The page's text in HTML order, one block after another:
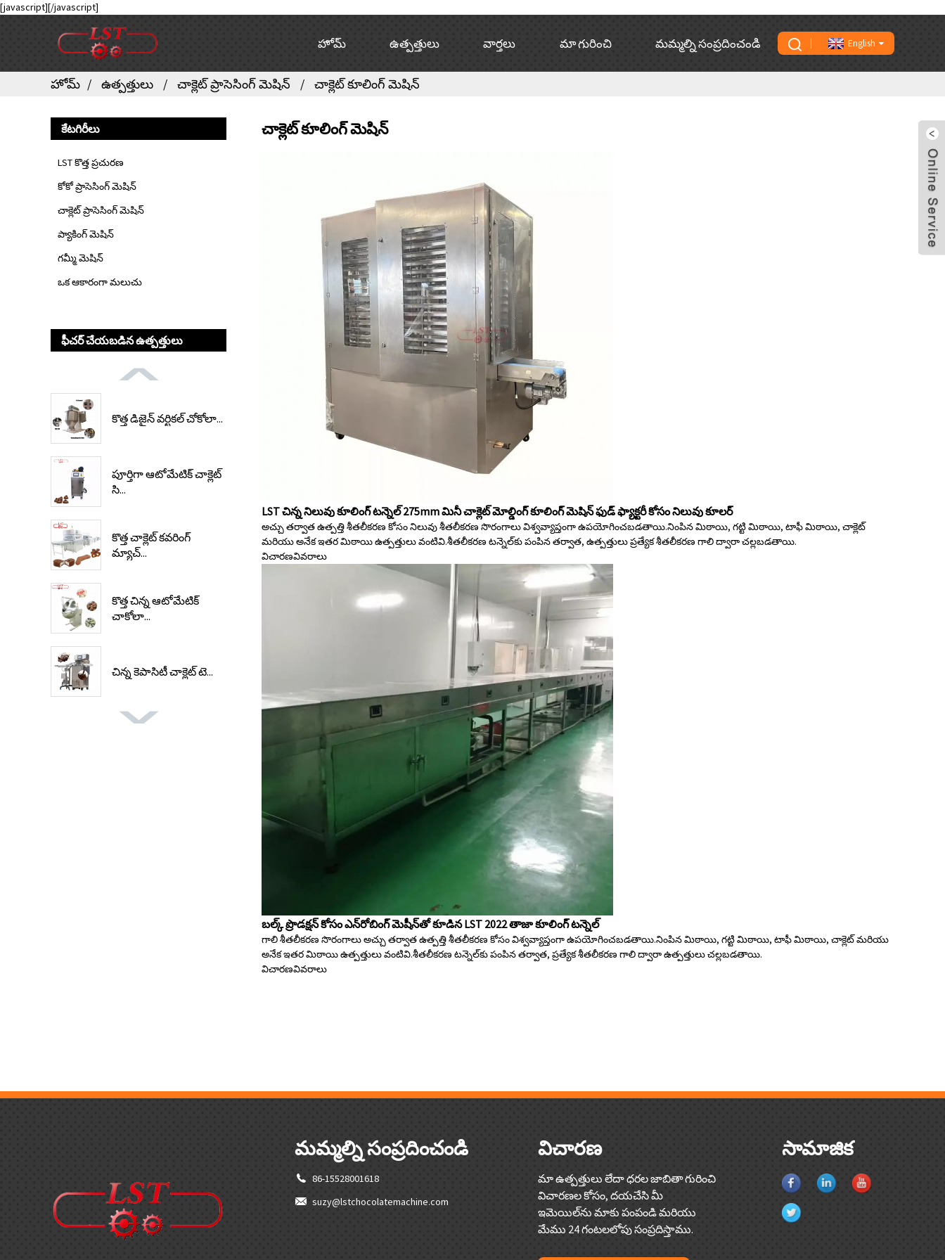
[javascript][/javascript]
హోమ్ ఉత్పత్తులు వార్తలు మా గురించి మమ్మల్ని సంప్రదించండి English
హోమ్ ఉత్పత్తులు చాక్లెట్ ప్రాసెసింగ్ మెషిన్ చాక్లెట్ కూలింగ్ మెషిన్
కేటగిరీలు
LST కొత్త ప్రచురణ
కోకో ప్రాసెసింగ్ మెషిన్
చాక్లెట్ ప్రాసెసింగ్ మెషిన్
ప్యాకింగ్ మెషిన్
గమ్మీ మెషిన్
ఒక ఆకారంగా మలుచు
ఫీచర్ చేయబడిన ఉత్పత్తులు
కొత్త డిజైన్ వర్టికల్ చోకోలా...
పూర్తిగా ఆటోమేటిక్ చాక్లెట్
సి...
కొత్త చాక్లెట్ కవరింగ్
మ్యాచ్...
కొత్త చిన్న ఆటోమేటిక్
చాకోలా...
చిన్న కెపాసిటీ చాక్లెట్ టె...
చాక్లెట్ కూలింగ్ మెషిన్
LST చిన్న నిలువు కూలింగ్ టన్నెల్ 275mm మినీ చాక్లెట్ మోల్డింగ్ కూలింగ్ మెషిన్ ఫుడ్ ఫ్యాక్టరీ కోసం నిలువు కూలర్
అచ్చు తర్వాత ఉత్పత్తి శీతలీకరణ కోసం నిలువు శీతలీకరణ సొరంగాలు విశ్వవ్యాప్తంగా ఉపయోగించబడతాయి.నింపిన మిఠాయి, గట్టి మిఠాయి, టాఫీ మిఠాయి, చాక్లెట్
మరియు అనేక ఇతర మిఠాయి ఉత్పత్తులు వంటివి.శీతలీకరణ టన్నెల్‌కు పంపిన తర్వాత, ఉత్పత్తులు ప్రత్యేక శీతలీకరణ గాలి ద్వారా చల్లబడతాయి.
విచారణవివరాలు
బల్క్ ప్రొడక్షన్ కోసం ఎన్‌రోబింగ్ మెషీన్‌తో కూడిన LST 2022 తాజా కూలింగ్ టన్నెల్
గాలి శీతలీకరణ సొరంగాలు అచ్చు తర్వాత ఉత్పత్తి శీతలీకరణ కోసం విశ్వవ్యాప్తంగా ఉపయోగించబడతాయి.నింపిన మిఠాయి, గట్టి మిఠాయి, టాఫీ మిఠాయి, చాక్లెట్ మరియు
అనేక ఇతర మిఠాయి ఉత్పత్తులు వంటివి.శీతలీకరణ టన్నెల్‌కు పంపిన తర్వాత, ప్రత్యేక శీతలీకరణ గాలి ద్వారా ఉత్పత్తులు చల్లబడతాయి.
విచారణవివరాలు
మమ్మల్ని సంప్రదించండి
86-15528001618
suzy@lstchocolatemachine.com
విచారణ
మా ఉత్పత్తులు లేదా ధరల జాబితా గురించి
విచారణల కోసం, దయచేసి మీ
ఇమెయిల్‌ను మాకు పంపండి మరియు
మేము 24 గంటలలోపు సంప్రదిస్తాము.
సామాజిక